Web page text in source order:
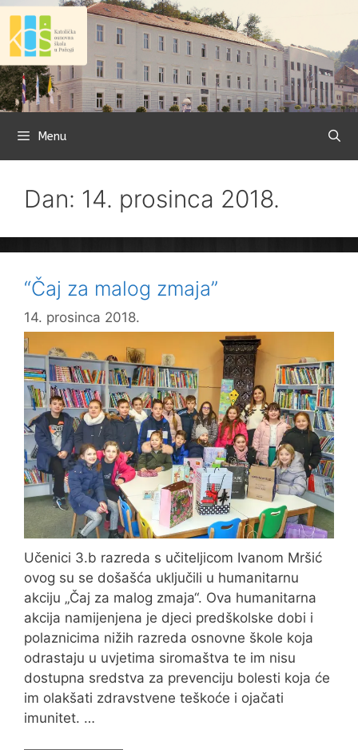
Preskoči
sadržaj
Menu
Dan: 14. prosinca 2018.
“Čaj za malog zmaja”
14. prosinca 2018.
Učenici 3.b razreda s učiteljicom Ivanom Mršić
ovog su se došašća uključili u humanitarnu
akciju „Čaj za malog zmaja“. Ova humanitarna
akcija namijenjena je djeci predškolske dobi i
polaznicima nižih razreda osnovne škole koja
odrastaju u uvjetima siromaštva te im nisu
dostupna sredstva za prevenciju bolesti koja će
im olakšati zdravstvene teškoće i ojačati
imunitet. …